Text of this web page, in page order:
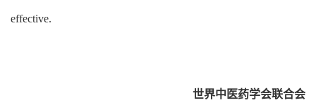
effective.
世界中医药学会联合会